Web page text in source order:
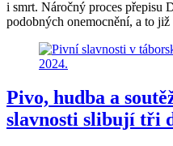
i smrt. Náročný proces přepisu
podobných onemocnění, a to
Pivo, hudba a
slavnosti slibují tři